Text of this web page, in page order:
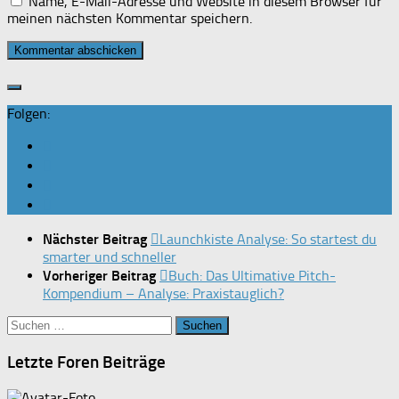
meinen nächsten Kommentar speichern.
Folgen:
Nächster Beitrag
Launchkiste Analyse: So startest du
smarter und schneller
Vorheriger Beitrag
Buch: Das Ultimative Pitch-
Kompendium – Analyse: Praxistauglich?
Suchen
Letzte Foren Beiträge